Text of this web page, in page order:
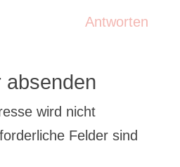
Antworten
absenden
wird nicht
Felder sind